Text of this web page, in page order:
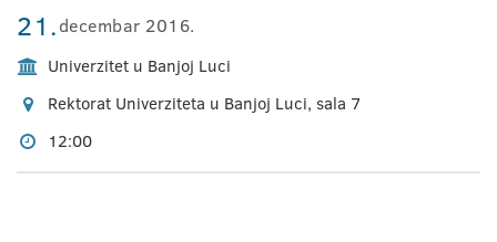
21.decembar 2016.
Univerzitet u Banjoj Luci
Rektorat Univerziteta u Banjoj Luci, sala 7
12:00